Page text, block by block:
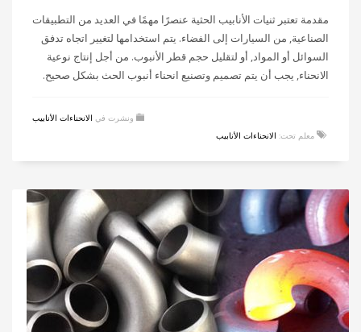
مقدمة تعتبر ثنيات الأنابيب الحثية عنصرًا مهمًا في العديد من التطبيقات
الصناعية, من السيارات إلى الفضاء. يتم استخدامها لتغيير اتجاه تدفق
السوائل أو المواد, أو لتقليل حجم قطر الأنبوب. من أجل إنتاج نوعية
الانحناء, يجب أن يتم تصميم وتصنيع انحناء أنبوب الحث بشكل صحيح.
ونشرت في الانحناءات الأنابيب
معلم تحت: الانحناءات الأنابيب